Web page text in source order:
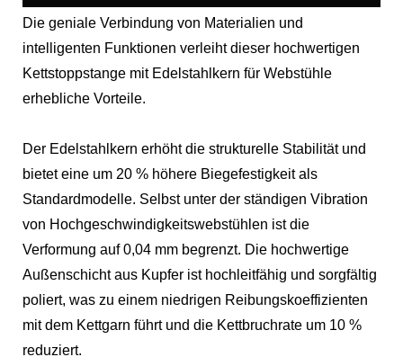
Die geniale Verbindung von Materialien und
intelligenten Funktionen verleiht dieser hochwertigen
Kettstoppstange mit Edelstahlkern für Webstühle
erhebliche Vorteile.
Der Edelstahlkern erhöht die strukturelle Stabilität und
bietet eine um 20 % höhere Biegefestigkeit als
Standardmodelle. Selbst unter der ständigen Vibration
von Hochgeschwindigkeitswebstühlen ist die
Verformung auf 0,04 mm begrenzt. Die hochwertige
Außenschicht aus Kupfer ist hochleitfähig und sorgfältig
poliert, was zu einem niedrigen Reibungskoeffizienten
mit dem Kettgarn führt und die Kettbruchrate um 10 %
reduziert.